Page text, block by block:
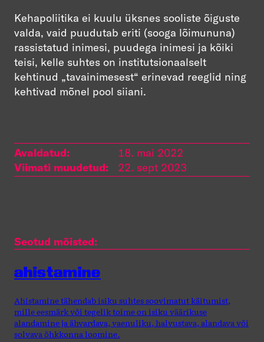
Kehapoliitika ei kuulu üksnes sooliste õiguste
valda, vaid puudutab eriti (sooga lõimununa)
rassistatud inimesi, puudega inimesi ja kõiki
teisi, kelle suhtes on institutsionaalselt
kehtinud „tavainimesest“ erinevad reeglid ning
kehtivad mõnel pool siiani.
Avaldatud:
18. mai 2022
Viimati muudetud:
22. sept 2023
Seotud mõisted:
ahistamine
Ahistamine tähendab isiku suhtes soovimatut käitumist,
mille eesmärk või tegelik toime on isiku väärikuse
alandamine ja ähvardava, vaenuliku, halvustava, alandava või
solvava õhkkonna loomine.